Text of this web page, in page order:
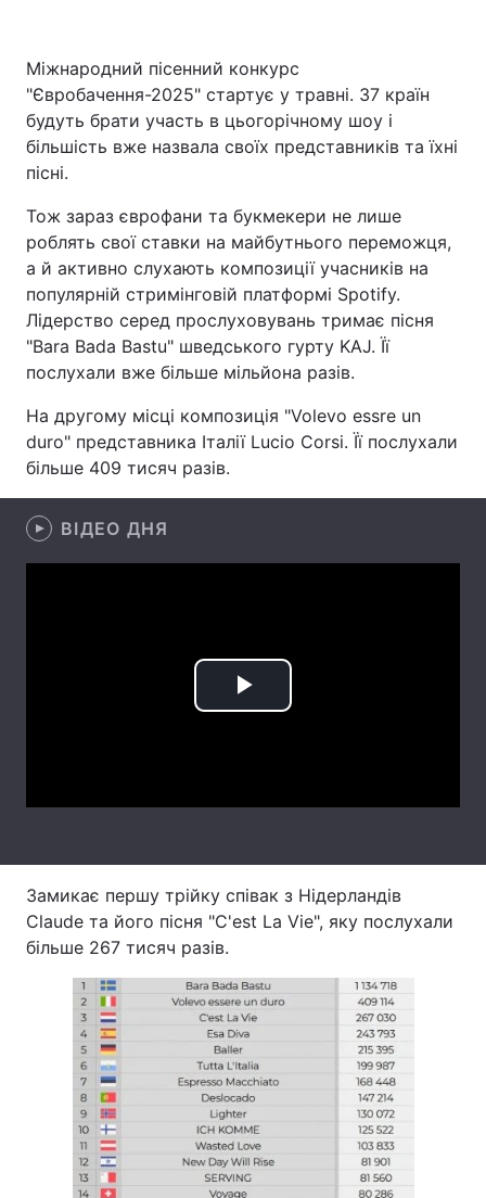
Головна Війна
Україна Політика
Економіка
Спорт Наука
Техно і зв'язок Лайт
Зброя Інциденти
Здоров'я Туризм
Цікавинки Погода
Екологія
Лонгріди
Тема оформлення
Міжнародний пісенний конкурс
"Євробачення-2025" стартує у травні. 37 країн
будуть брати участь в цьогорічному шоу і
більшість вже назвала своїх представників та їхні
пісні.
Тож зараз єврофани та букмекери не лише
роблять свої ставки на майбутнього переможця,
а й активно слухають композиції учасників на
популярній стримінговій платформі Spotify.
Лідерство серед прослуховувань тримає пісня
"Bara Bada Bastu" шведського гурту KAJ. Її
послухали вже більше мільйона разів.
На другому місці композиція "Volevo essre un
duro" представника Італії Lucio Corsi. Її послухали
більше 409 тисяч разів.
ВІДЕО ДНЯ
Play
Замикає першу трійку співак з Нідерландів
Claude та його пісня "C'est La Vie", яку послухали
більше 267 тисяч разів.